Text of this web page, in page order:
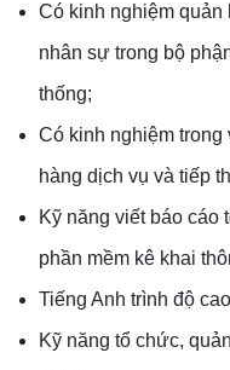
Có kinh nghiệm quản
nhân sự trong bộ
thống;
Có kinh nghiệm trong
hàng dịch vụ và tiếp
Kỹ năng viết báo cáo
phần mềm kê khai
Tiếng Anh trình độ
Kỹ năng tổ chức,